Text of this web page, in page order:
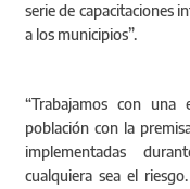
serie de capacitaciones
a los municipios”.
“Trabajamos con
población con la
implementadas
cualquiera sea el